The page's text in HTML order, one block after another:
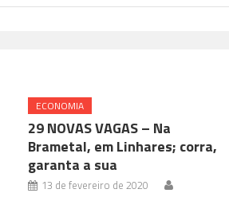
ECONOMIA
29 NOVAS VAGAS – Na
Brametal, em Linhares; corra,
garanta a sua
13 de fevereiro de 2020